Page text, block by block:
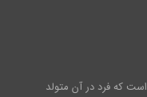
که فرد در آن متولد